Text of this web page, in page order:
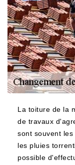
La toiture de la
de travaux
sont souvent les
les pluies
possible